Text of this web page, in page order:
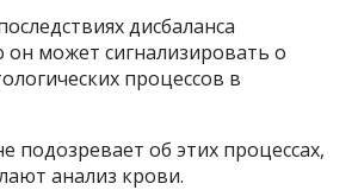
дисбаланса
он может сигнализировать о
процессов в
подозревает об этих процессах,
анализ крови.